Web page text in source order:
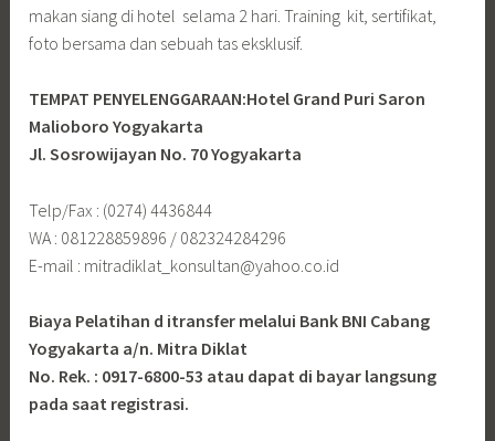
makan siang di hotel selama 2 hari. Training kit, sertifikat,
foto bersama dan sebuah tas eksklusif.
TEMPAT PENYELENGGARAAN:Hotel Grand Puri Saron
Malioboro Yogyakarta
Jl. Sosrowijayan No. 70 Yogyakarta
Telp/Fax : (0274) 4436844
WA : 081228859896 / 082324284296
E-mail : mitradiklat_konsultan@yahoo.co.id
Biaya Pelatihan d itransfer melalui Bank BNI Cabang
Yogyakarta a/n. Mitra Diklat
No. Rek. : 0917-6800-53 atau dapat di bayar langsung
pada saat registrasi.